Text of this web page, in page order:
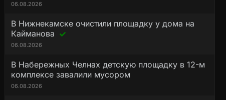
06.08.2026
В Нижнекамске очистили площадку у дома на
Кайманова
06.08.2026
В Набережных Челнах детскую площадку в 12-м
комплексе завалили мусором
06.08.2026